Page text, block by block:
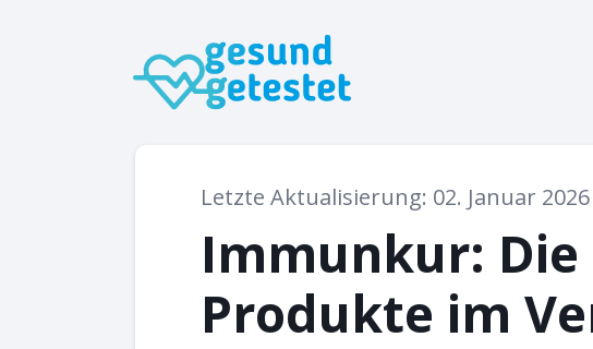
Letzte Aktualisierung: 02. Januar 2026
Immunkur: Die
Produkte im